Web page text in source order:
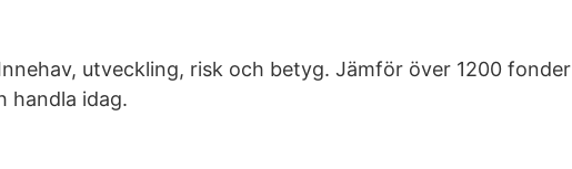
utveckling, risk och betyg. Jämför över 1200 fonder
handla idag.